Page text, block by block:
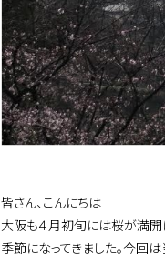
皆さん、こんにちは
大阪も４月初旬には桜が満開
季節になってきました。今回